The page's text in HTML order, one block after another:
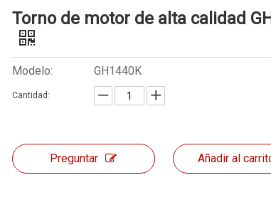
Torno de motor de alta calidad
Modelo: GH1440K
Cantidad:
Preguntar Añadir al